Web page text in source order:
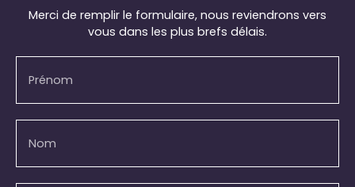
Merci de remplir le formulaire, nous reviendrons vers
vous dans les plus brefs délais.
Prénom
Nom